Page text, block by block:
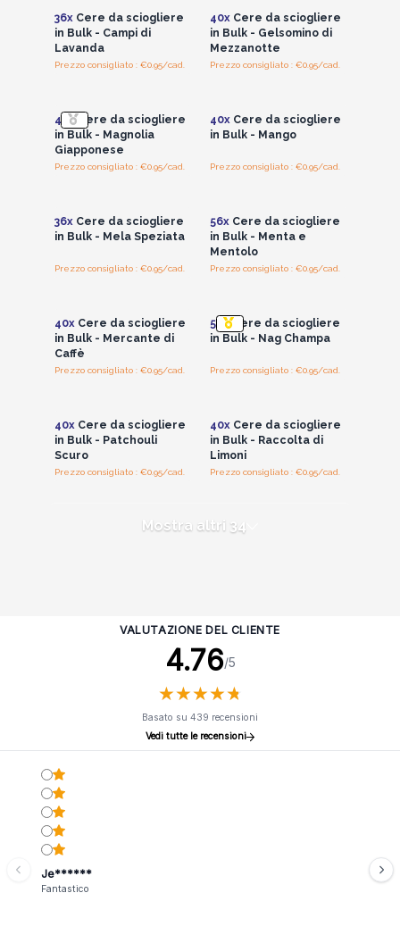
36xCere da sciogliere
in Bulk - Campi di
Lavanda
Prezzo consigliato : €0.95/cad.
40xCere da sciogliere
in Bulk - Gelsomino di
Mezzanotte
Prezzo consigliato : €0.95/cad.
40xCere da sciogliere
in Bulk - Magnolia
Giapponese
Prezzo consigliato : €0.95/cad.
40xCere da sciogliere
in Bulk - Mango
Prezzo consigliato : €0.95/cad.
36xCere da sciogliere
in Bulk - Mela Speziata
Prezzo consigliato : €0.95/cad.
56xCere da sciogliere
in Bulk - Menta e
Mentolo
Prezzo consigliato : €0.95/cad.
40xCere da sciogliere
in Bulk - Mercante di
Caffè
Prezzo consigliato : €0.95/cad.
56xCere da sciogliere
in Bulk - Nag Champa
Prezzo consigliato : €0.95/cad.
40xCere da sciogliere
in Bulk - Patchouli
Scuro
Prezzo consigliato : €0.95/cad.
40xCere da sciogliere
in Bulk - Raccolta di
Limoni
Prezzo consigliato : €0.95/cad.
Mostra altri 34
VALUTAZIONE DEL CLIENTE
4.76/5
★★★★★
★★★★★
Basato su 439 recensioni
Vedi tutte le recensioni
Je******
Fantastico